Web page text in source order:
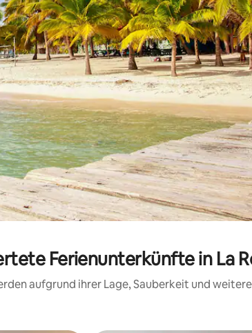
Ferienunterkünfte in La
aufgrund ihrer Lage, Sauberkeit und